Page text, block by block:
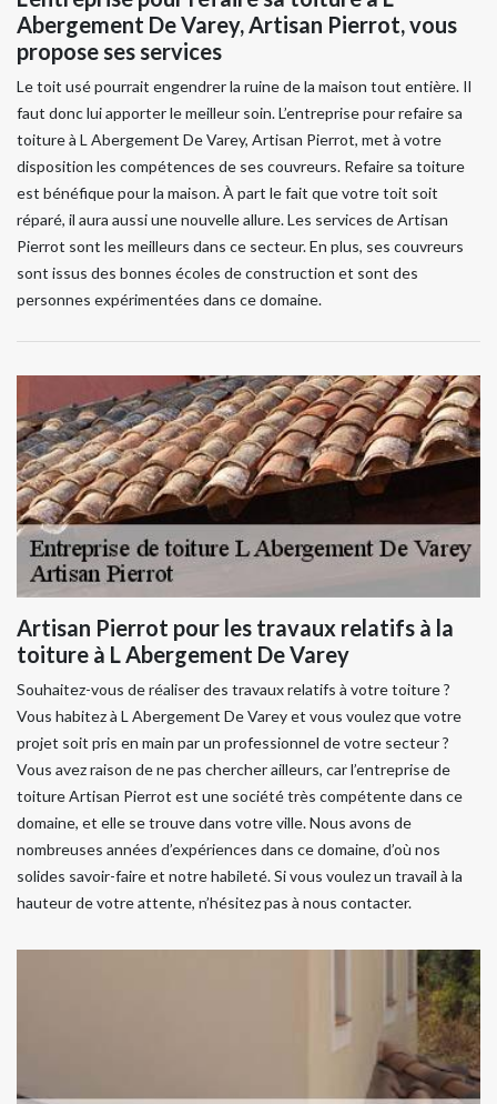
Abergement De Varey, Artisan Pierrot, vous
propose ses services
Le toit usé pourrait engendrer la ruine de la maison tout entière. Il
faut donc lui apporter le meilleur soin. L’entreprise pour refaire sa
toiture à L Abergement De Varey, Artisan Pierrot, met à votre
disposition les compétences de ses couvreurs. Refaire sa toiture
est bénéfique pour la maison. À part le fait que votre toit soit
réparé, il aura aussi une nouvelle allure. Les services de Artisan
Pierrot sont les meilleurs dans ce secteur. En plus, ses couvreurs
sont issus des bonnes écoles de construction et sont des
personnes expérimentées dans ce domaine.
Artisan Pierrot pour les travaux relatifs à la
toiture à L Abergement De Varey
Souhaitez-vous de réaliser des travaux relatifs à votre toiture ?
Vous habitez à L Abergement De Varey et vous voulez que votre
projet soit pris en main par un professionnel de votre secteur ?
Vous avez raison de ne pas chercher ailleurs, car l’entreprise de
toiture Artisan Pierrot est une société très compétente dans ce
domaine, et elle se trouve dans votre ville. Nous avons de
nombreuses années d’expériences dans ce domaine, d’où nos
solides savoir-faire et notre habileté. Si vous voulez un travail à la
hauteur de votre attente, n’hésitez pas à nous contacter.